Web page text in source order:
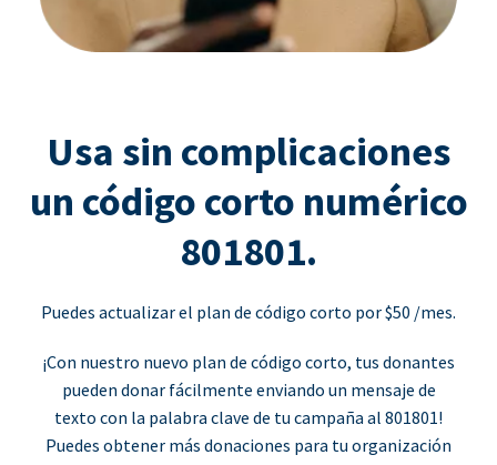
Usa sin complicaciones
un código corto numérico
801801.
Puedes actualizar el plan de código corto por $50 /mes.
¡Con nuestro nuevo plan de código corto, tus donantes
pueden donar fácilmente enviando un mensaje de
texto con la palabra clave de tu campaña al 801801!
Puedes obtener más donaciones para tu organización